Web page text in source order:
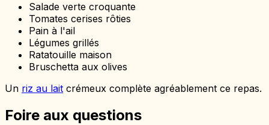
Salade verte croquante
Tomates cerises rôties
Pain à l'ail
Légumes grillés
Ratatouille maison
Bruschetta aux olives
Un riz au lait crémeux complète agréablement ce repas.
Foire aux questions